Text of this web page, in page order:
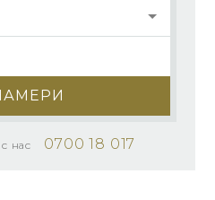
нас 0700 18 017